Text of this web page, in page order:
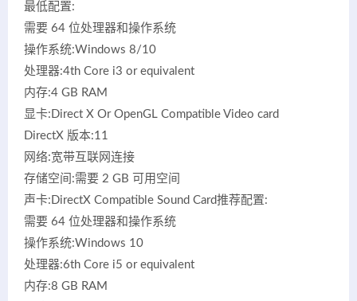
最低配置:
需要 64 位处理器和操作系统
操作系统:Windows 8/10
处理器:4th Core i3 or equivalent
内存:4 GB RAM
显卡:Direct X Or OpenGL Compatible Video card
DirectX 版本:11
网络:宽带互联网连接
存储空间:需要 2 GB 可用空间
声卡:DirectX Compatible Sound Card推荐配置:
需要 64 位处理器和操作系统
操作系统:Windows 10
处理器:6th Core i5 or equivalent
内存:8 GB RAM